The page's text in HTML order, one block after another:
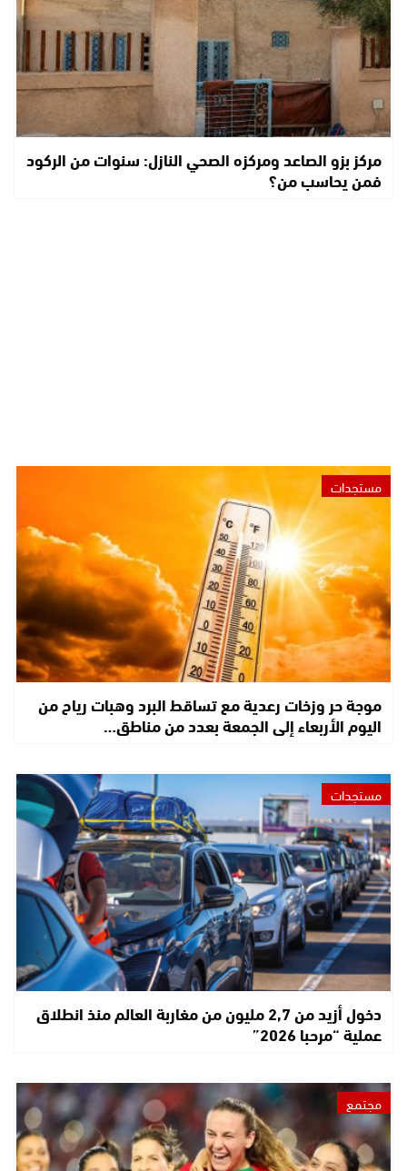
مركز بزو الصاعد ومركزه الصحي النازل: سنوات من الركود
فمن يحاسب من؟
مستجدات
موجة حر وزخات رعدية مع تساقط البرد وهبات رياح من
اليوم الأربعاء إلى الجمعة بعدد من مناطق…
مستجدات
دخول أزيد من 2,7 مليون من مغاربة العالم منذ انطلاق
عملية “مرحبا 2026”
مجتمع